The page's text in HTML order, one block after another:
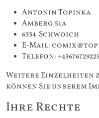
Antonin Topinka
Amberg 51a
6334 Schwoich
E-Mail:
Telefon:
Weitere
können Sie unserem
Ihre Rechte